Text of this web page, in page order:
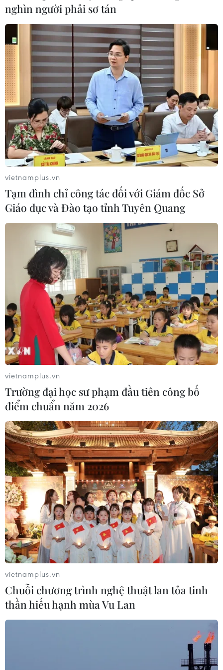
Trung Quốc vận hành giàn phát điện
gió nổi đầu tiên chịu được bão cấp 17
06/08/2026 11:20
Cao điểm "100 ngày chuyển đổi số":
Chuyển động từ cơ sở
06/08/2026 09:48
Israel và Việt Nam hợp tác trong
ngành bán dẫn và công nghệ cao
06/08/2026 09:40
Meta tung công cụ AI lập trình tự
động cho nhà phát triển
06/08/2026 06:40
Doanh thu AI của Microsoft phụ
thuộc phần lớn vào đối tác OpenAI
06/08/2026 06:31
Xem thêm
CƠ QUAN CHỦ QUẢN: THÔNG TẤN XÃ VIỆT NAM
Tổng Biên tập: TRẦN TIẾN DUẨN
Phó Tổng Biên tập: NGUYỄN THỊ TÁM, KHÚC THANH
THỦY
Sở hữu trí tuệ
Quy định sử dụng
RSS
Hỗ trợ
Ngôn ngữ
Dịch vụ tin
Quảng cáo
Giấy phép số: 1374/GP-BTTTT do Bộ Thông tin và Truyền thông
nghìn người phải sơ tán
vietnamplus.vn
Tạm đình chỉ công tác đối với Giám đốc Sở
Giáo dục và Đào tạo tỉnh Tuyên Quang
vietnamplus.vn
Trường đại học sư phạm đầu tiên công bố
điểm chuẩn năm 2026
vietnamplus.vn
Chuỗi chương trình nghệ thuật lan tỏa tinh
thần hiếu hạnh mùa Vu Lan